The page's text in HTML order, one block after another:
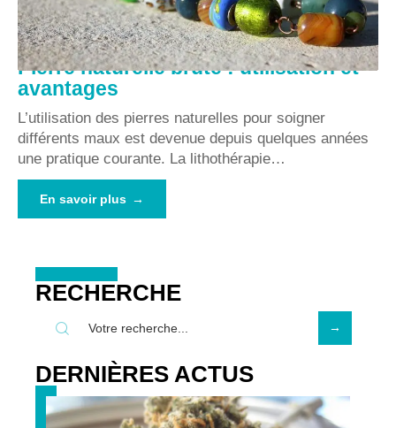
Pierre naturelle brute : utilisation et
avantages
L’utilisation des pierres naturelles pour soigner
différents maux est devenue depuis quelques années
une pratique courante. La lithothérapie…
En savoir plus
RECHERCHE
DERNIÈRES ACTUS